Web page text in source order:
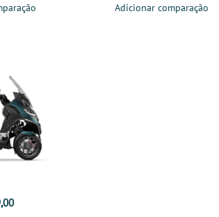
Adicionar comparação